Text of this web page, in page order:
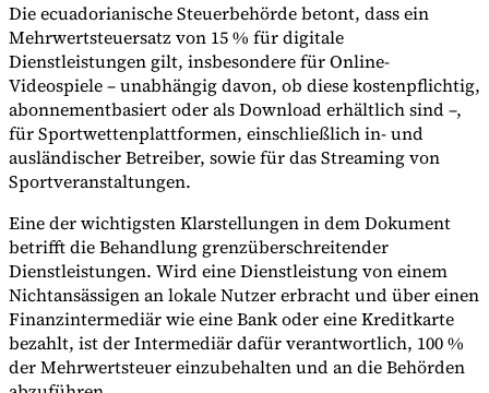
Experts
Unsere AutorenBeitragender werdenWählen Sie einen Experten
Die ecuadorianische Steuerbehörde betont, dass ein
Mehrwertsteuersatz von 15 % für digitale
Dienstleistungen gilt, insbesondere für Online-
Videospiele – unabhängig davon, ob diese kostenpflichtig,
abonnementbasiert oder als Download erhältlich sind –,
für Sportwettenplattformen, einschließlich in- und
ausländischer Betreiber, sowie für das Streaming von
Sportveranstaltungen.
Eine der wichtigsten Klarstellungen in dem Dokument
betrifft die Behandlung grenzüberschreitender
Dienstleistungen. Wird eine Dienstleistung von einem
Nichtansässigen an lokale Nutzer erbracht und über einen
Finanzintermediär wie eine Bank oder eine Kreditkarte
bezahlt, ist der Intermediär dafür verantwortlich, 100 %
der Mehrwertsteuer einzubehalten und an die Behörden